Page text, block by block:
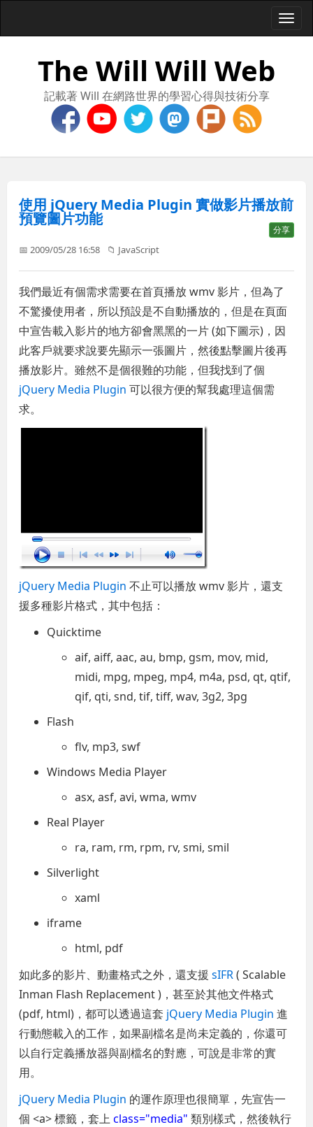
The Will Will Web
記載著 Will 在網路世界的學習心得與技術分享
使用 jQuery Media Plugin 實做影片播放前
預覽圖片功能
分享
📅 2009/05/28 16:58 📁 JavaScript
我們最近有個需求需要在首頁播放 wmv 影片，但為了
不驚擾使用者，所以預設是不自動播放的，但是在頁面
中宣告載入影片的地方卻會黑黑的一片 (如下圖示)，因
此客戶就要求說要先顯示一張圖片，然後點擊圖片後再
播放影片。雖然不是個很難的功能，但我找到了個
jQuery Media Plugin 可以很方便的幫我處理這個需
求。
jQuery Media Plugin 不止可以播放 wmv 影片，還支
援多種影片格式，其中包括：
Quicktime
aif, aiff, aac, au, bmp, gsm, mov, mid,
midi, mpg, mpeg, mp4, m4a, psd, qt, qtif,
qif, qti, snd, tif, tiff, wav, 3g2, 3pg
Flash
flv, mp3, swf
Windows Media Player
asx, asf, avi, wma, wmv
Real Player
ra, ram, rm, rpm, rv, smi, smil
Silverlight
xaml
iframe
html, pdf
如此多的影片、動畫格式之外，還支援sIFR( Scalable
Inman Flash Replacement )，甚至於其他文件格式
(pdf, html)，都可以透過這套 jQuery Media Plugin 進
行動態載入的工作，如果副檔名是尚未定義的，你還可
以自行定義播放器與副檔名的對應，可說是非常的實
用。
jQuery Media Plugin 的運作原理也很簡單，先宣告一
個 <a> 標籤，套上class="media" 類別樣式，然後執行